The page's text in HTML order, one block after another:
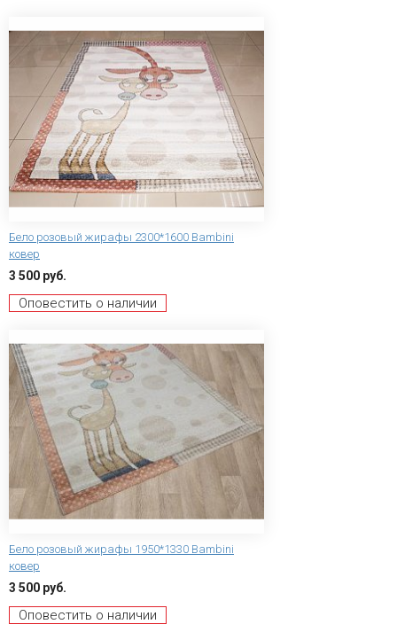
Бело розовый жирафы 2300*1600 Bambini
ковер
3 500 руб.
Оповестить о наличии
Бело розовый жирафы 1950*1330 Bambini
ковер
3 500 руб.
Оповестить о наличии